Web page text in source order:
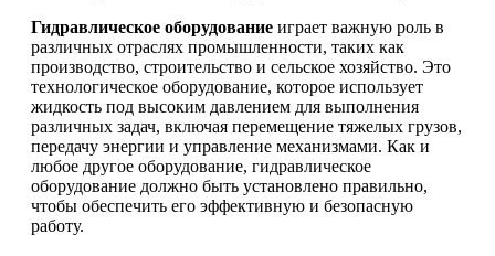
Гидравлическое оборудование играет важную роль в
различных отраслях промышленности, таких как
производство, строительство и сельское хозяйство. Это
технологическое оборудование, которое использует
жидкость под высоким давлением для выполнения
различных задач, включая перемещение тяжелых грузов,
передачу энергии и управление механизмами. Как и
любое другое оборудование, гидравлическое
оборудование должно быть установлено правильно,
чтобы обеспечить его эффективную и безопасную
работу.